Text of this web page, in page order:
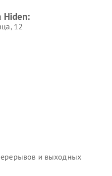
Hiden:
12
и выходных